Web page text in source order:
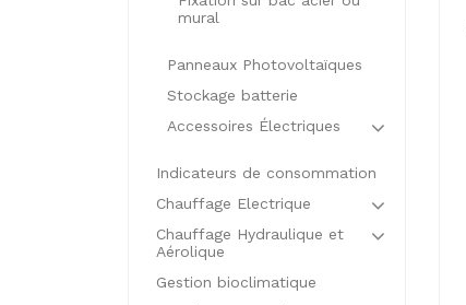
mural
Panneaux Photovoltaïques
Stockage batterie
Accessoires Électriques
Indicateurs de consommation
Chauffage Electrique
Chauffage Hydraulique et
Aérolique
Gestion bioclimatique